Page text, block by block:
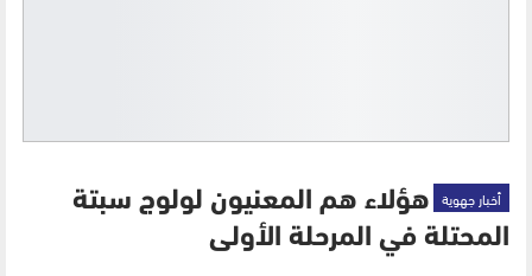
أخبار جهوية هؤلاء هم المعنيون لولوج سبتة
المحتلة في المرحلة الأولى